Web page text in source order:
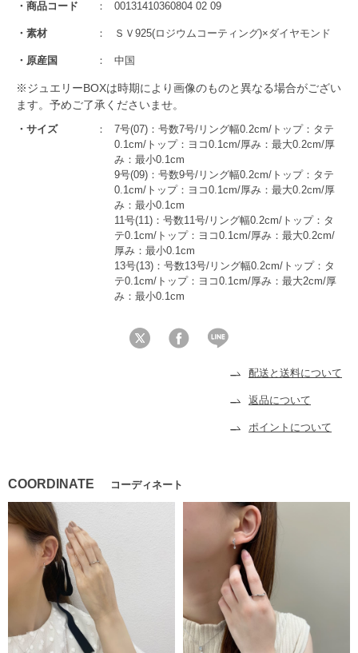
商品コード 00131410360804 02 09
素材 ＳＶ925(ロジウムコーティング)×ダイヤモンド
原産国 中国
サイズ
7号(07)：号数7号/リング幅0.2cm/トップ：タテ
0.1cm/トップ：ヨコ0.1cm/厚み：最大0.2cm/厚
み：最小0.1cm
9号(09)：号数9号/リング幅0.2cm/トップ：タテ
0.1cm/トップ：ヨコ0.1cm/厚み：最大0.2cm/厚
み：最小0.1cm
11号(11)：号数11号/リング幅0.2cm/トップ：タ
テ0.1cm/トップ：ヨコ0.1cm/厚み：最大0.2cm/
厚み：最小0.1cm
13号(13)：号数13号/リング幅0.2cm/トップ：タ
テ0.1cm/トップ：ヨコ0.1cm/厚み：最大2cm/厚
み：最小0.1cm
配送と送料について
返品について
ポイントについて
COORDINATE コーディネート
※ジュエリーBOXは時期により画像のものと異なる場合がござい
ます。予めご了承くださいませ。